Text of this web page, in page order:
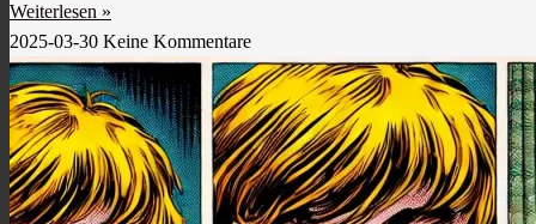
Weiterlesen »
2025-03-30 Keine Kommentare